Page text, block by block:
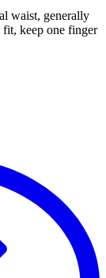
waist, generally
fit, keep one finger